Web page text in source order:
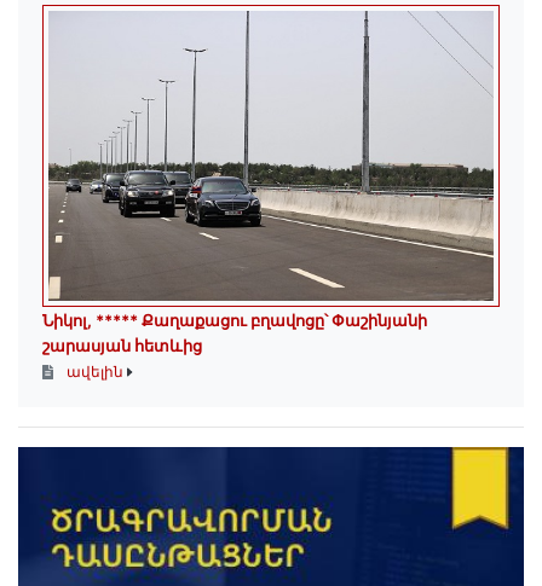
Նիկոլ, ***** Քաղաքացու բղավոցը՝ Փաշինյանի
շարասյան հետևից
ավելին